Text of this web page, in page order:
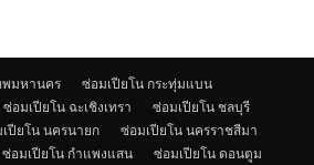
พมหานคร
ซ่อมเปียโน กระทุ่มแบน
ซ่อมเปียโน ฉะเชิงเทรา
ซ่อมเปียโน ชลบุรี
ปียโน นครนายก
ซ่อมเปียโน นครราชสีมา
ซ่อมเปียโน กำแพงแสน
ซ่อมเปียโน ดอนตูม